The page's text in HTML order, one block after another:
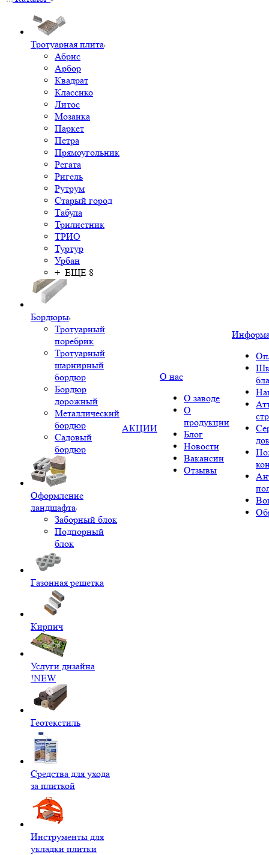
Тротуарная плита
Абрис
Арбор
Квадрат
Классико
Литос
Мозаика
Паркет
Петра
Прямоугольник
Регата
Ригель
Рутрум
Старый город
Табула
Трилистник
ТРИО
Туртур
Урбан
+ ЕЩЕ 8
Бордюры
Тротуарный
поребрик
Тротуарный
шарнирный
бордюр
Бордюр
дорожный
Металлический
бордюр
Садовый
бордюр
Оформление
ландшафта
Заборный блок
Подпорный
блок
Газонная решетка
Кирпич
Услуги дизайна
!NEW
Геотекстиль
Средства для ухода
за плиткой
Инструменты для
укладки плитки
АКЦИИ
О нас
О заводе
О
продукции
Блог
Новости
Вакансии
Отзывы